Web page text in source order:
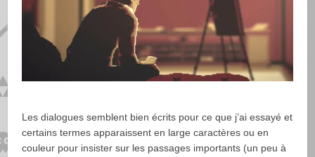
Les dialogues semblent bien écrits pour ce que j’ai essayé et
certains termes apparaissent en large caractères ou en
couleur pour insister sur les passages importants (un peu à